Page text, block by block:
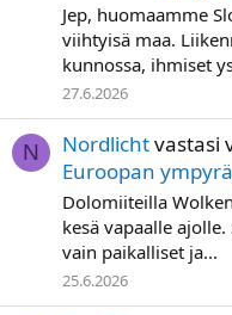
Jep, huomaamme
viihtyisä maa.
kunnossa, ihmiset
27.6.2026
N Nordlichtvastasi
Euroopan ympyrä
Dolomiiteilla
kesä vapaalle
vain paikalliset ja...
25.6.2026